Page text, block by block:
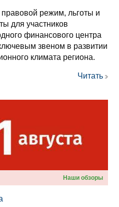
режим, льготы и
для участников
финансового центра
звеном в развитии
климата региона.
Читать
Наши обзоры